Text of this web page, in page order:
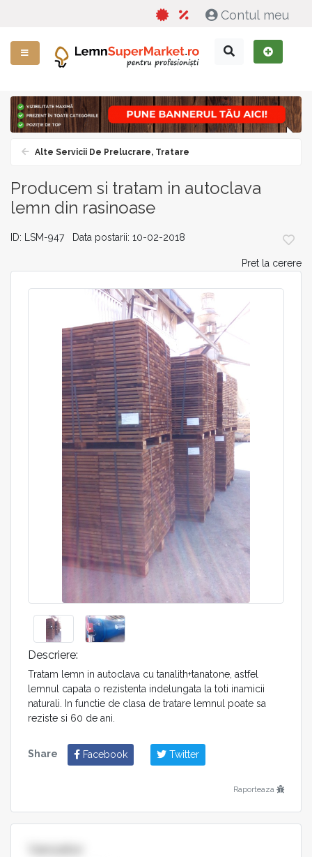
Contul meu
Alte Servicii De Prelucrare, Tratare
Producem si tratam in autoclava
lemn din rasinoase
ID: LSM-947 Data postarii: 10-02-2018
Pret la cerere
Descriere:
Tratam lemn in autoclava cu tanalith+tanatone, astfel
lemnul capata o rezistenta indelungata la toti inamicii
naturali. In functie de clasa de tratare lemnul poate sa
reziste si 60 de ani.
Share Facebook Twitter
Raporteaza